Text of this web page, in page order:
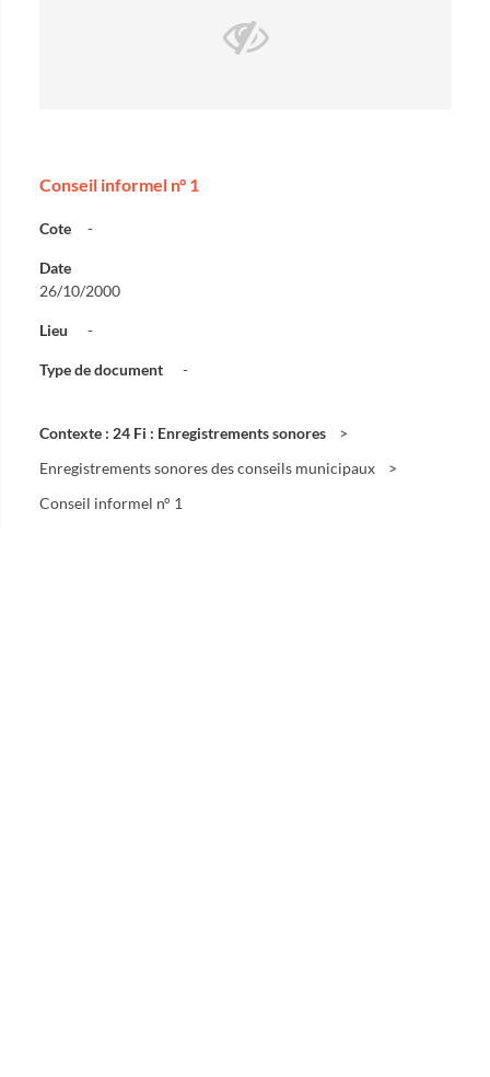
Conseil informel n° 1
Cote -
Date
26/10/2000
Lieu -
Type de document -
Contexte : 24 Fi : Enregistrements sonores
Enregistrements sonores des conseils municipaux
Conseil informel n° 1